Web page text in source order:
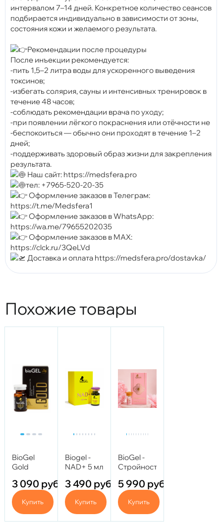
интервалом 7–14 дней. Конкретное количество сеансов
подбирается индивидуально в зависимости от зоны,
состояния кожи и желаемого результата.
Рекомендации после процедуры
После инъекции рекомендуется:
-пить 1,5–2 литра воды для ускоренного выведения
токсинов;
-избегать солярия, сауны и интенсивных тренировок в
течение 48 часов;
-соблюдать рекомендации врача по уходу;
-при появлении лёгкого покраснения или отёчности не
-беспокоиться — обычно они проходят в течение 1–2
дней;
-поддерживать здоровый образ жизни для закрепления
результата.
Наш сайт: https://medsfera.pro
тел: +7965-520-20-35
Оформление заказов в Телеграм:
https://t.me/Medsfera1
Оформление заказов в WhatsApp:
https://wa.me/79655202035
Оформление заказов в MAX:
https://clck.ru/3QeLVd
Доставка и оплата https://medsfera.pro/dostavka/
Похожие товары
BioGel
Gold
Голд) 5мл
3 090 руб.
Купить
Biogel -
NAD+ 5 мл
3 490 руб.
Купить
BioGel -
Стройность
флакон)
5 990 руб.
Купить